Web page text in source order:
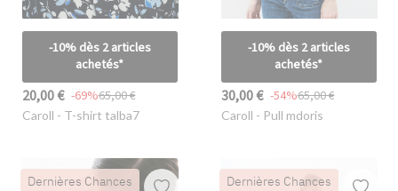
-10% dès 2 articles
achetés*
20,00 € 65,00 €
-69%
Caroll - T-shirt talba7
-10% dès 2 articles
achetés*
30,00 € 65,00 €
-54%
Caroll - Pull mdoris
Dernières Chances Dernières Chances